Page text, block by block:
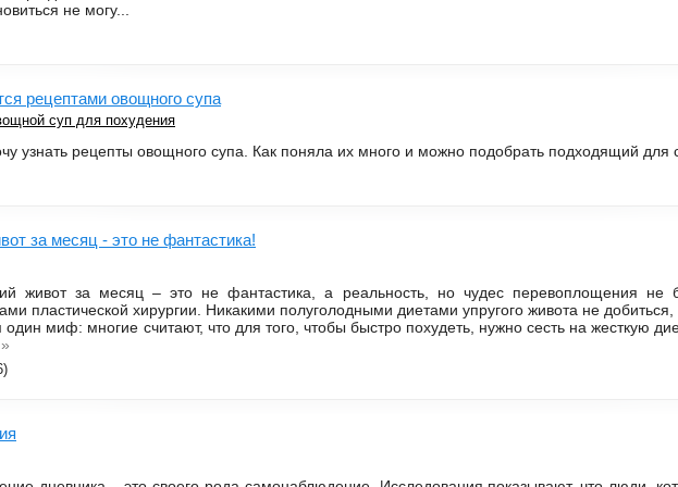
не могу...
рецептами овощного супа
суп для похудения
узнать рецепты овощного супа. Как поняла их много и можно подобрать подходящий для
за месяц - это не фантастика!
живот за месяц – это не фантастика, а реальность, но чудес перевоплощения не
пластической хирургии. Никакими полуголодными диетами упругого живота не
миф: многие считают, что для того, чтобы быстро похудеть, нужно сесть на жесткую
»